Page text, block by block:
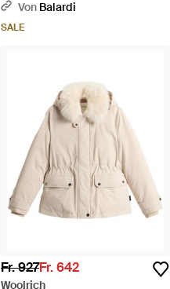
abnehmbarer Kapuze - Schwarz
Von Balardi
SALE
Fr. 927Fr. 642
Woolrich